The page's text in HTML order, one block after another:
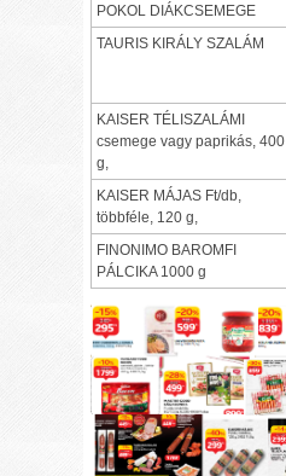
POKOL DIÁKCSEMEGE
TAURIS KIRÁLY SZALÁM
KAISER TÉLISZALÁMI
csemege vagy paprikás, 400
g,
KAISER MÁJAS Ft/db,
többféle, 120 g,
FINONIMO BAROMFI
PÁLCIKA 1000 g